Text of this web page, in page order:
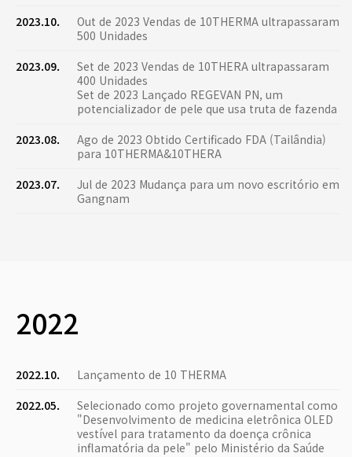
2023.10.
Out de 2023 Vendas de 10THERMA ultrapassaram
500 Unidades
2023.09.
Set de 2023 Vendas de 10THERA ultrapassaram
400 Unidades
Set de 2023 Lançado REGEVAN PN, um
potencializador de pele que usa truta de fazenda
2023.08.
Ago de 2023 Obtido Certificado FDA (Tailândia)
para 10THERMA&10THERA
2023.07.
Jul de 2023 Mudança para um novo escritório em
Gangnam
2022
2022.10.
Lançamento de 10 THERMA
2022.05.
Selecionado como projeto governamental como
"Desenvolvimento de medicina eletrônica OLED
vestível para tratamento da doença crônica
inflamatória da pele" pelo Ministério da Saúde